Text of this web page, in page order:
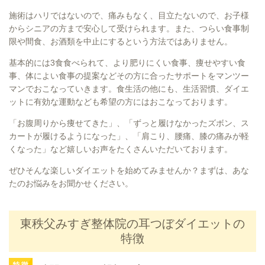
施術はハリではないので、痛みもなく、目立たないので、お子様
からシニアの方まで安心して受けられます。また、つらい食事制
限や間食、お酒類を中止にするという方法ではありません。
基本的には3食食べられて、より肥りにくい食事、痩せやすい食
事、体によい食事の提案などその方に合ったサポートをマンツー
マンでおこなっていきます。食生活の他にも、生活習慣、ダイエ
ットに有効な運動なども希望の方にはおこなっております。
「お腹周りから痩せてきた」、「ずっと履けなかったズボン、ス
カートが履けるようになった」、「肩こり、腰痛、膝の痛みが軽
くなった」など嬉しいお声をたくさんいただいております。
ぜひそんな楽しいダイエットを始めてみませんか？まずは、あな
たのお悩みをお聞かせください。
東秩父みすぎ整体院の耳つぼダイエットの
特徴